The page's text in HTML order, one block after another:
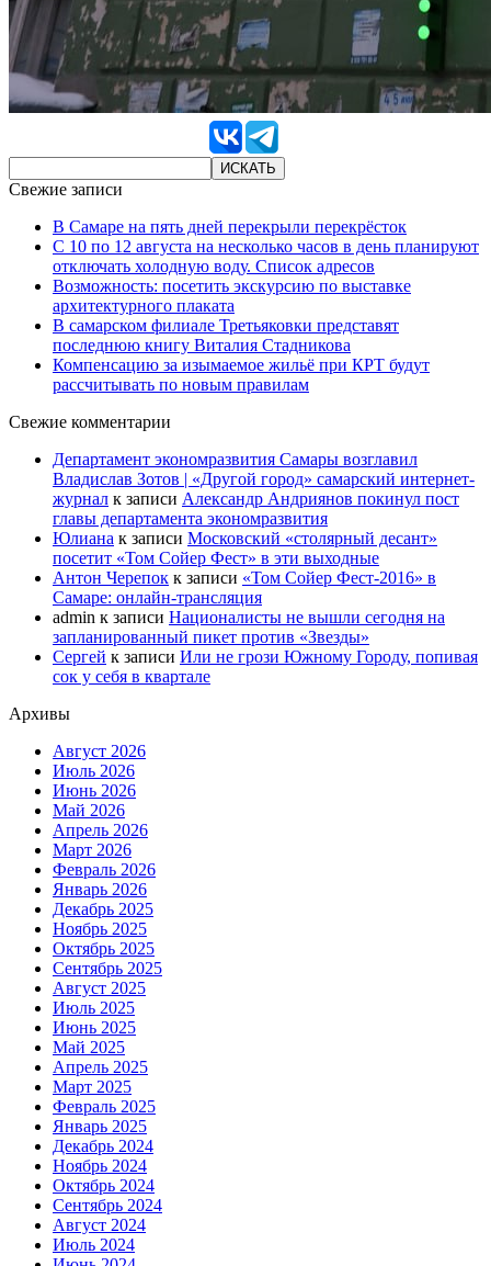
Свежие записи
В Самаре на пять дней перекрыли перекрёсток
С 10 по 12 августа на несколько часов в день планируют
отключать холодную воду. Список адресов
Возможность: посетить экскурсию по выставке
архитектурного плаката
В самарском филиале Третьяковки представят
последнюю книгу Виталия Стадникова
Компенсацию за изымаемое жильё при КРТ будут
рассчитывать по новым правилам
Свежие комментарии
Департамент экономразвития Самары возглавил
Владислав Зотов | «Другой город» самарский интернет-
журнал к записи Александр Андриянов покинул пост
главы департамента экономразвития
Юлиана к записи Московский «столярный десант»
посетит «Том Сойер Фест» в эти выходные
Антон Черепок к записи «Том Сойер Фест-2016» в
Самаре: онлайн-трансляция
admin к записи Националисты не вышли сегодня на
запланированный пикет против «Звезды»
Сергей к записи Или не грози Южному Городу, попивая
сок у себя в квартале
Архивы
Август 2026
Июль 2026
Июнь 2026
Май 2026
Апрель 2026
Март 2026
Февраль 2026
Январь 2026
Декабрь 2025
Ноябрь 2025
Октябрь 2025
Сентябрь 2025
Август 2025
Июль 2025
Июнь 2025
Май 2025
Апрель 2025
Март 2025
Февраль 2025
Январь 2025
Декабрь 2024
Ноябрь 2024
Октябрь 2024
Сентябрь 2024
Август 2024
Июль 2024